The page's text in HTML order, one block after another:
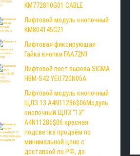
KM772810G01 CABLE
Лифтовой модуль кнопочный
KM804145G21
Лифтовая фиксирующая
Гайка кнопки FAA72N1
Лифтовой пост вызова SIGMA
HBM-S42 YEU720N05A
Лифтовой модуль кнопочный
ЩЛЗ 13 A4N11286$06Модуль
кнопочный ЩЛЗ "13"
A4N11286$06 красная
подсветка продаём по
минимальной цене с
доставкой по РФ, до